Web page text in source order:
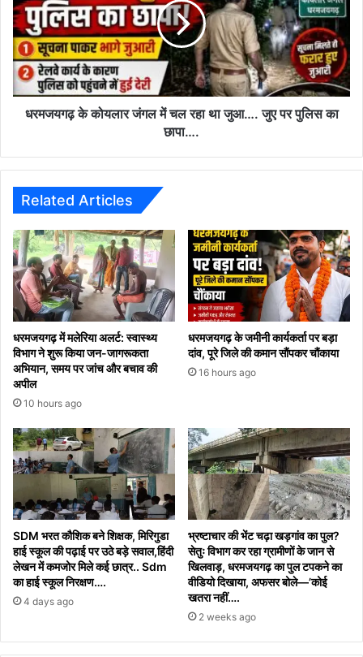
पकड़ा
गया___
जंगल
में
चल
रहा
था
जुआ….
धरमजयगढ़ के कोयलार जंगल में चल रहा था जुआ…. जुए पर पुलिस का
छापा….
Related Articles
धरमजयगढ़ में मलेरिया अलर्ट: स्वास्थ्य
विभाग ने शुरू किया जन-जागरूकता
अभियान, समय पर जांच और बचाव की
अपील
10 hours ago
धरमजयगढ़ के जमीनी कार्यकर्ता पर बड़ा
दांव, पूरे जिले की कमान सौंपकर चौंकाया
16 hours ago
​SDM भरत कौशिक बने शिक्षक, मिरिगुडा
हाई स्कूल की पढ़ाई पर उठे बड़े सवाल,हिंदी
लेखन में कमजोर मिले कई छात्र.. Sdm
का हाई स्कूल निरक्षण….
4 days ago
भ्रष्टाचार की भेंट चढ़ा खड़गांव का पुल?
सेतुः विभाग कर रहा ग्रामीणों के जान से
खिलवाड़, धरमजयगढ़ का पुल टपकने का
वीडियो दिखाया, अफसर बोले—’कोई
खतरा नहीं….
2 weeks ago